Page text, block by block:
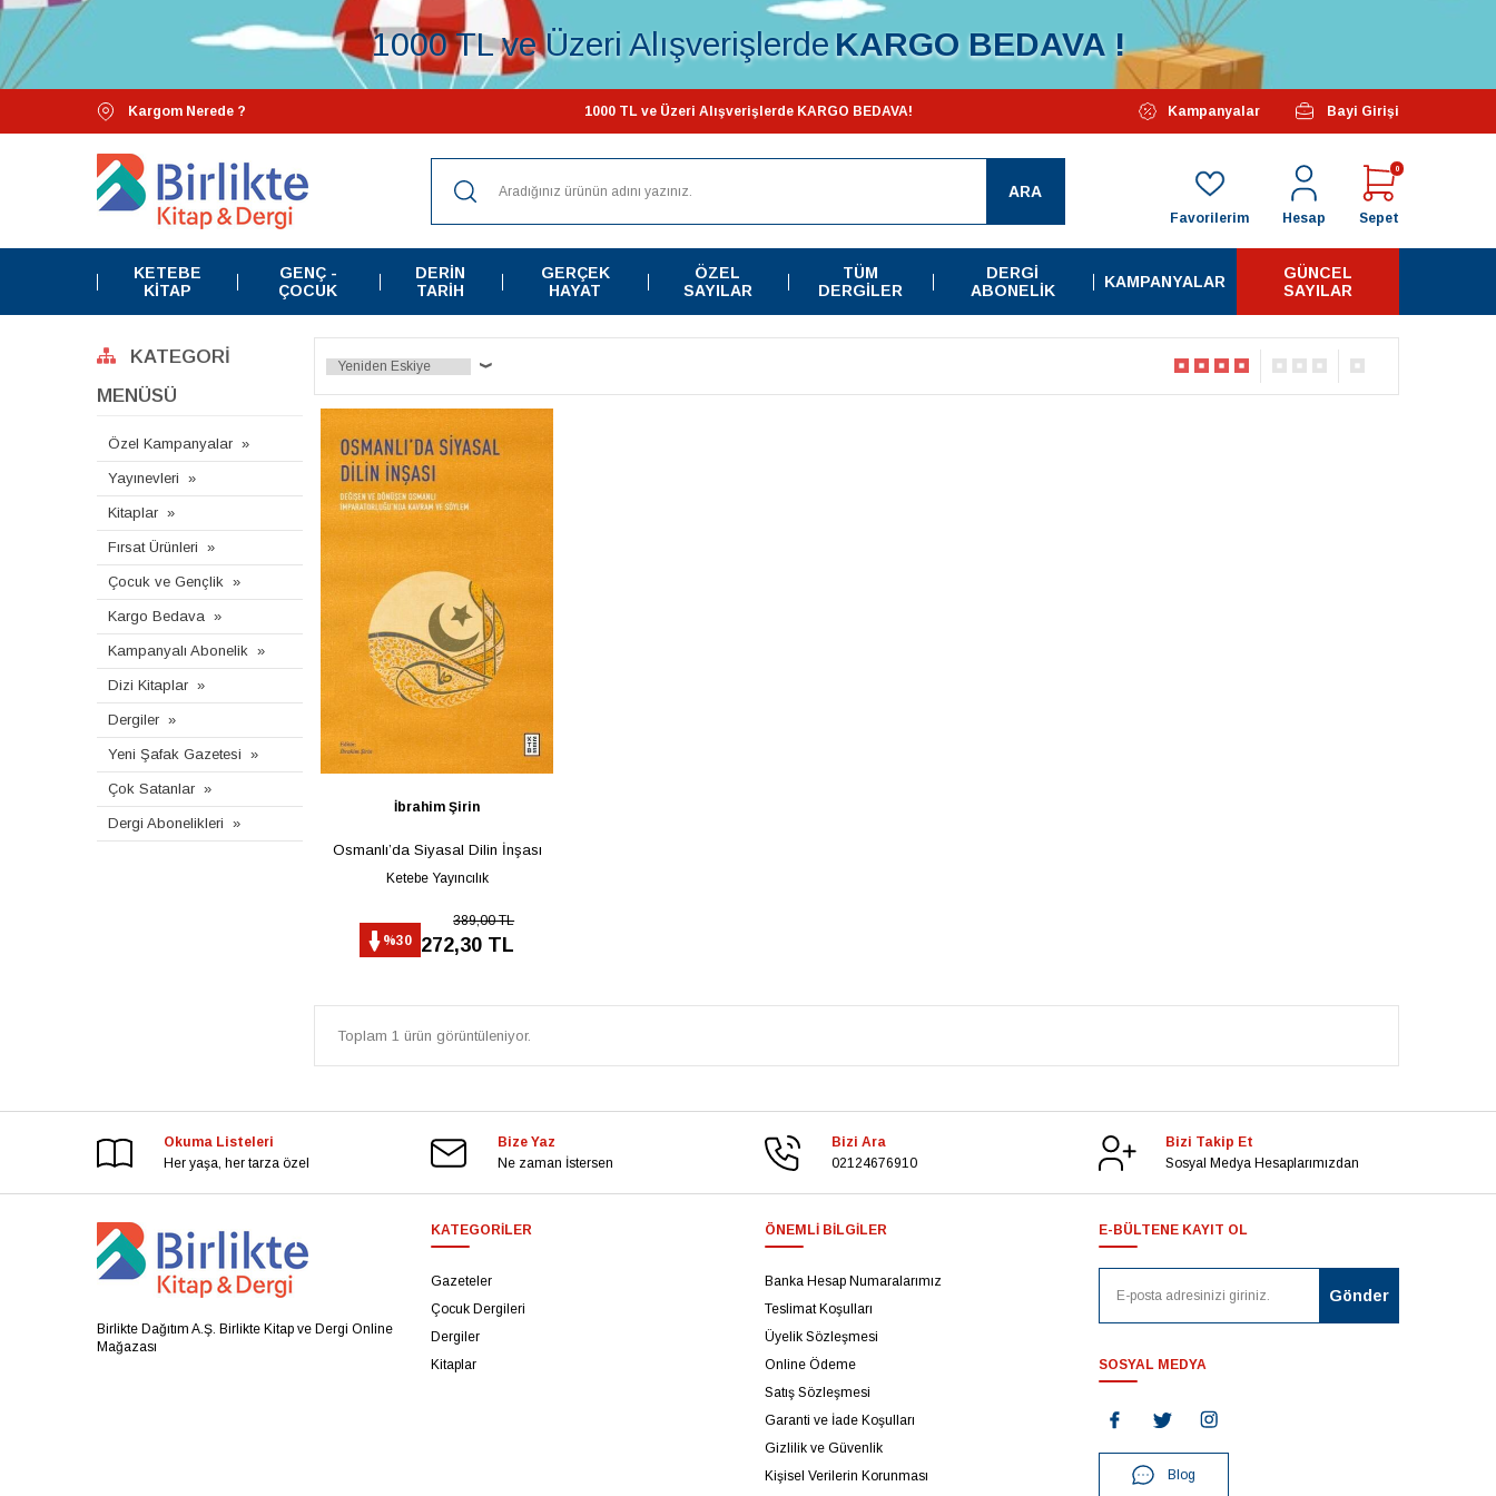
1000 TL ve Üzeri AlışverişlerdeKARGO BEDAVA !
Kargom Nerede ? 1000 TL ve Üzeri Alışverişlerde KARGO BEDAVA! Özel Kampanyalarımız Başlamıştır...
Kampanyalar Bayi Girişi
ARA
Sepet
0
Hesap
Favorilerim
KETEBE
KITAP
GENÇ -
ÇOCUK
DERIN
TARIH
GERÇEK
HAYAT
ÖZEL
SAYILAR
TÜM
DERGILER
DERGI
ABONELIK
KAMPANYALAR
GÜNCEL
SAYILAR
KATEGORI
MENÜSÜ
Özel Kampanyalar
Yayınevleri
Kitaplar
Fırsat Ürünleri
Çocuk ve Gençlik
Kargo Bedava
Kampanyalı Abonelik
Dizi Kitaplar
Dergiler
Yeni Şafak Gazetesi
Çok Satanlar
Dergi Abonelikleri
İbrahim Şirin
Osmanlı’da Siyasal Dilin İnşası
Ketebe Yayıncılık
%30
389,00 TL
272,30 TL
Toplam 1 ürün görüntüleniyor.
Okuma Listeleri
Her yaşa, her tarza özel
Bize Yaz
Ne zaman İstersen
Bizi Ara
02124676910
Bizi Takip Et
Sosyal Medya Hesaplarımızdan
Birlikte Dağıtım A.Ş. Birlikte Kitap ve Dergi Online
Mağazası
KATEGORILER
Gazeteler
Çocuk Dergileri
Dergiler
Kitaplar
ÖNEMLI BILGILER
Banka Hesap Numaralarımız
Teslimat Koşulları
Üyelik Sözleşmesi
Online Ödeme
Satış Sözleşmesi
Garanti ve İade Koşulları
Gizlilik ve Güvenlik
Kişisel Verilerin Korunması
E-BÜLTENE KAYIT OL
SOSYAL MEDYA
Blog